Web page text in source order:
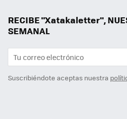
RECIBE "Xatakaletter",
SEMANAL
Suscribiéndote aceptas nuestra